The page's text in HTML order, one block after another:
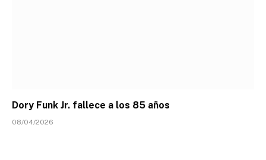
Dory Funk Jr. fallece a los 85 años
08/04/2026